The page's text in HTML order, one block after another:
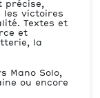
précise,
les victoires
Textes et
et
la
Mano Solo,
ou encore